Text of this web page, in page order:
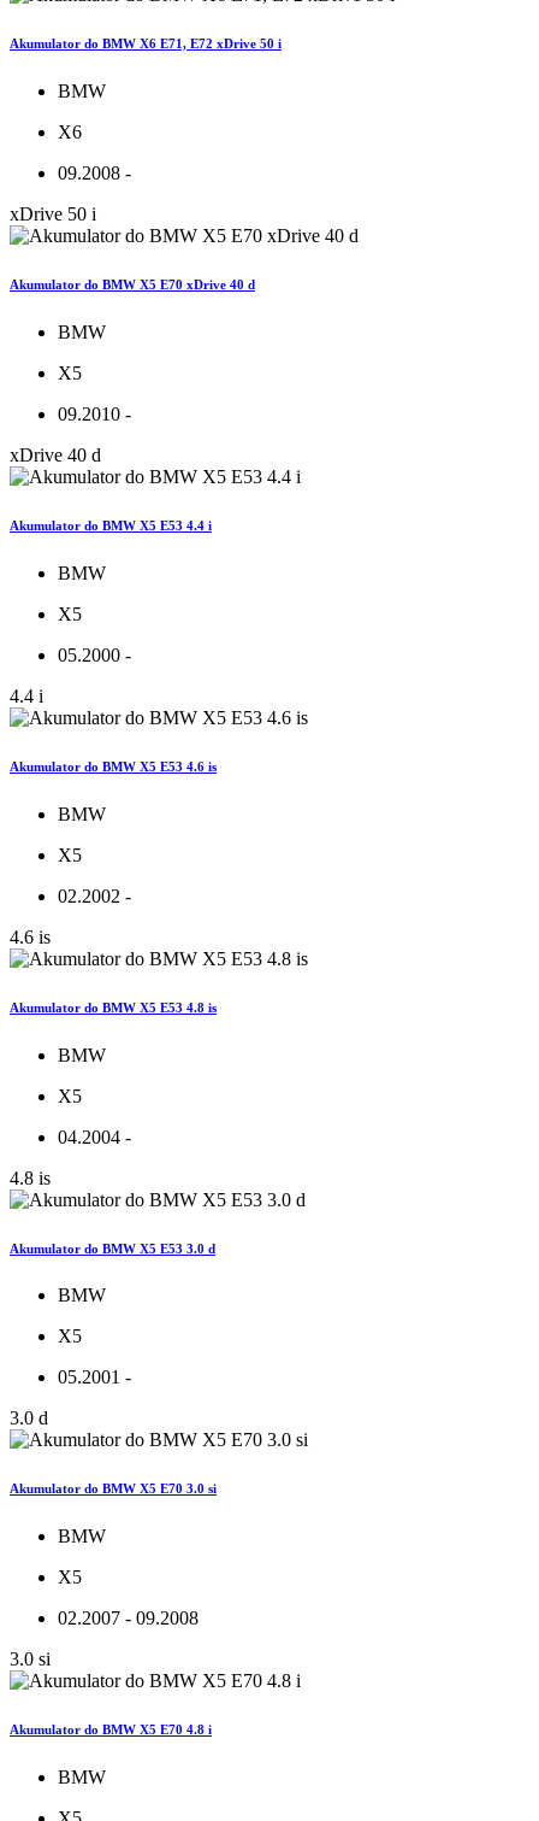
Akumulator do BMW X6 E71, E72 xDrive 50 i
BMW
X6
09.2008 -
xDrive 50 i
Akumulator do BMW X5 E70 xDrive 40 d
BMW
X5
09.2010 -
xDrive 40 d
Akumulator do BMW X5 E53 4.4 i
BMW
X5
05.2000 -
4.4 i
Akumulator do BMW X5 E53 4.6 is
BMW
X5
02.2002 -
4.6 is
Akumulator do BMW X5 E53 4.8 is
BMW
X5
04.2004 -
4.8 is
Akumulator do BMW X5 E53 3.0 d
BMW
X5
05.2001 -
3.0 d
Akumulator do BMW X5 E70 3.0 si
BMW
X5
02.2007 - 09.2008
3.0 si
Akumulator do BMW X5 E70 4.8 i
BMW